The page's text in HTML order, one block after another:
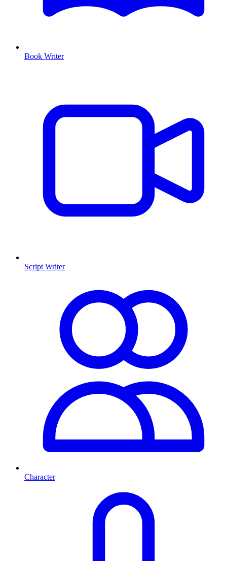
Book Writer
Script Writer
Character